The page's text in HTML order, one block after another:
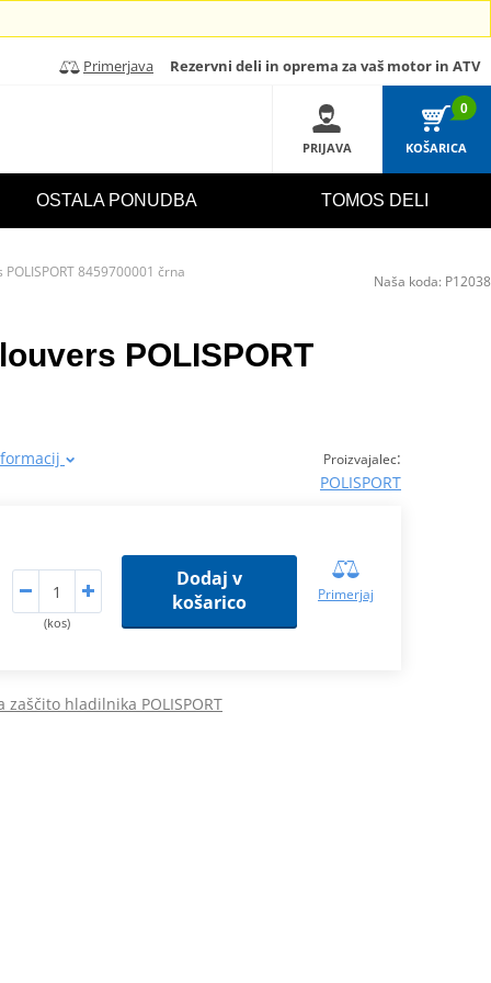
Primerjava Rezervni deli in oprema za vaš motor in ATV
PRIJAVA
0
KOŠARICA
OSTALA PONUDBA TOMOS DELI
8459700001 črna
POLISPORT
Proizvajalec:
POLISPORT
(kos)
Dodaj v
košarico
Primerjaj
zaščito hladilnika POLISPORT
Naša koda: P12038